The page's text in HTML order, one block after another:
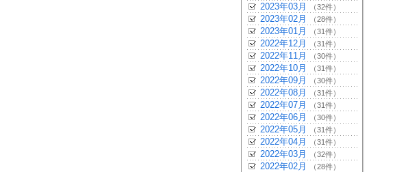
2023年03月 （32件）
2023年02月 （28件）
2023年01月 （31件）
2022年12月 （31件）
2022年11月 （30件）
2022年10月 （31件）
2022年09月 （30件）
2022年08月 （31件）
2022年07月 （31件）
2022年06月 （30件）
2022年05月 （31件）
2022年04月 （31件）
2022年03月 （32件）
2022年02月 （28件）